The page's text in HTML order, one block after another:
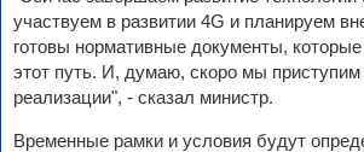
участвуем в развитии 4G и планируем
готовы нормативные документы,
этот путь. И, думаю, скоро мы приступим
реализации", - сказал министр.
Временные рамки и условия будут